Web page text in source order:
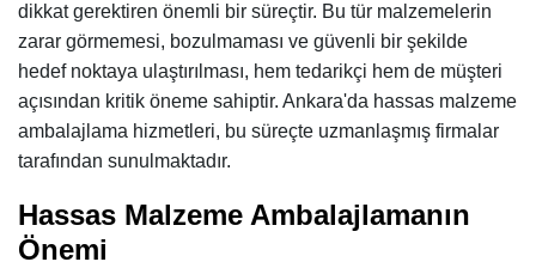
dikkat gerektiren önemli bir süreçtir. Bu tür malzemelerin
zarar görmemesi, bozulmaması ve güvenli bir şekilde
hedef noktaya ulaştırılması, hem tedarikçi hem de müşteri
açısından kritik öneme sahiptir. Ankara'da hassas malzeme
ambalajlama hizmetleri, bu süreçte uzmanlaşmış firmalar
tarafından sunulmaktadır.
Hassas Malzeme Ambalajlamanın
Önemi